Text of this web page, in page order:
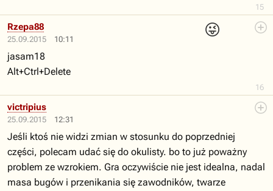
15
25.09.2015 10:11
😜
16
Rzepa88
jasam18
Alt+Ctrl+Delete
25.09.2015 12:31
victripius
Jeśli ktoś nie widzi zmian w stosunku do poprzedniej
części, polecam udać się do okulisty. bo to już poważny
problem ze wzrokiem. Gra oczywiście nie jest idealna, nadal
masa bugów i przenikania się zawodników, twarze